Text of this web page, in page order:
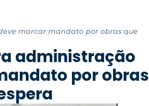
marcar mandato por obras que
administração
por obras